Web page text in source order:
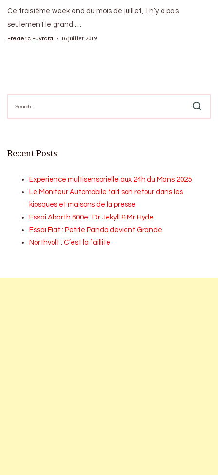
Ce troisième week end du mois de juillet, il n’y a pas
seulement le grand …
Frédéric Euvrard 16 juillet 2019
for:
Recent Posts
Expérience multisensorielle aux 24h du Mans 2025
Le Moniteur Automobile fait son retour dans les
kiosques et maisons de la presse
Essai Abarth 600e : Dr Jekyll & Mr Hyde
Essai Fiat : Petite Panda devient Grande
Northvolt : C’est la faillite